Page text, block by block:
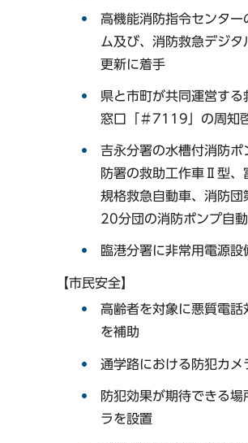
高機能消防指令センター
ム及び、消防救急デジ
更新に着手
県と市町が共同運営する
窓口「＃7119」の周知
吉永分署の水槽付消防ポ
防署の救助工作車Ⅱ型、
規格救急自動車、消防
20分団の消防ポンプ自
臨港分署に非常用電源設
【市民安全】
高齢者を対象に悪質電話
を補助
通学路における防犯カメ
防犯効果が期待できる場
ラを設置